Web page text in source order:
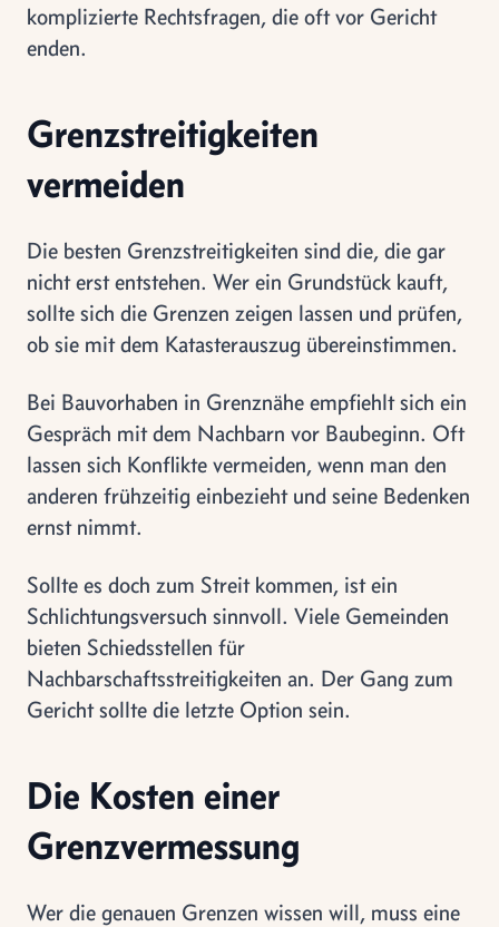
komplizierte Rechtsfragen, die oft vor Gericht
enden.
Grenzstreitigkeiten
vermeiden
Die besten Grenzstreitigkeiten sind die, die gar
nicht erst entstehen. Wer ein Grundstück kauft,
sollte sich die Grenzen zeigen lassen und prüfen,
ob sie mit dem Katasterauszug übereinstimmen.
Bei Bauvorhaben in Grenznähe empfiehlt sich ein
Gespräch mit dem Nachbarn vor Baubeginn. Oft
lassen sich Konflikte vermeiden, wenn man den
anderen frühzeitig einbezieht und seine Bedenken
ernst nimmt.
Sollte es doch zum Streit kommen, ist ein
Schlichtungsversuch sinnvoll. Viele Gemeinden
bieten Schiedsstellen für
Nachbarschaftsstreitigkeiten an. Der Gang zum
Gericht sollte die letzte Option sein.
Die Kosten einer
Grenzvermessung
Wer die genauen Grenzen wissen will, muss eine